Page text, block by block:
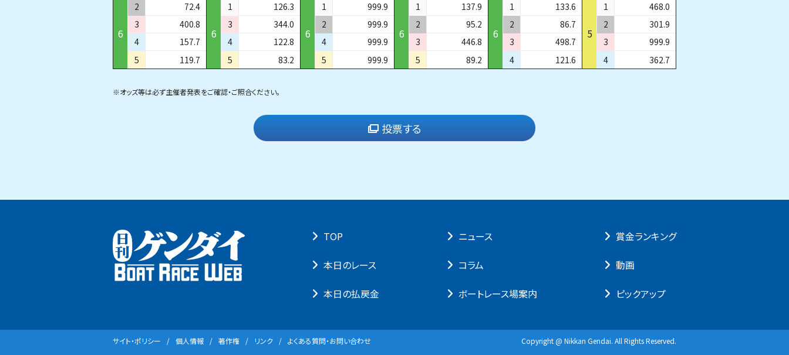
6
2
72.4
3
400.8
4
157.7
5
119.7
6
1
126.3
3
344.0
4
122.8
5
83.2
6
1
999.9
2
999.9
4
999.9
5
999.9
6
1
137.9
2
95.2
3
446.8
5
89.2
6
1
133.6
2
86.7
3
498.7
4
121.6
5
1
468.0
2
301.9
3
999.9
4
362.7
※オッズ等は必ず主催者発表をご確認・ご照合ください。
投票する
TOP
本⽇のレース
本⽇の払戻⾦
ニュース
コラム
ボートレース場案内
賞⾦ランキング
動画
ピックアップ
サイト・ポリシー 個⼈情報 著作権 リンク よくある質問・お問い合わせ Copyright @ Nikkan Gendai. All Rights Reserved.